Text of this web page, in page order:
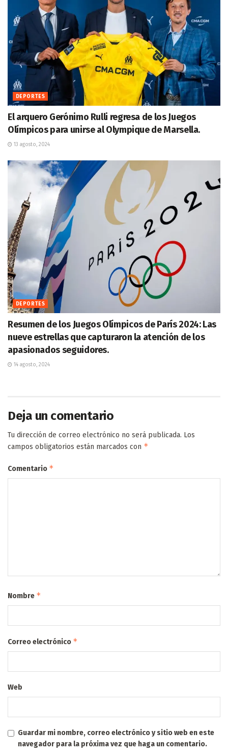
DEPORTES
El arquero Gerónimo Rulli regresa de los Juegos
Olímpicos para unirse al Olympique de Marsella.
13 agosto, 2024
DEPORTES
Resumen de los Juegos Olímpicos de París 2024: Las
nueve estrellas que capturaron la atención de los
apasionados seguidores.
14 agosto, 2024
Deja un comentario
Tu dirección de correo electrónico no será publicada. Los
campos obligatorios están marcados con *
Comentario *
Nombre *
Correo electrónico *
Web
Guardar mi nombre, correo electrónico y sitio web en este
navegador para la próxima vez que haga un comentario.